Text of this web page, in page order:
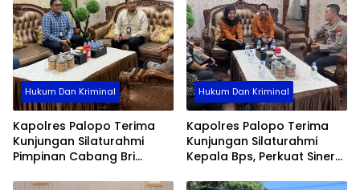
Hukum Dan Kriminal
Kapolres Palopo Terima
Kunjungan Silaturahmi
Pimpinan Cabang Bri
Hukum Dan Kriminal
Kapolres Palopo Terima
Kunjungan Silaturahmi
Kepala Bps, Perkuat Sinergi